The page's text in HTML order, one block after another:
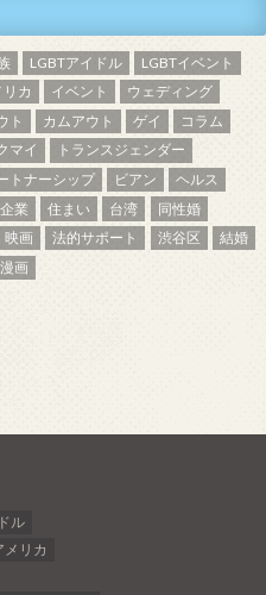
LGBTアイドル
LGBTイベント
カ イベント
ウェディング
ト カムアウト ゲイ
コラム
マイ
トランスジェンダー
トナーシップ ビアン
ヘルス
企業 住まい 台湾
同性婚
映画 法的サポート 渋谷区
結婚
画
ル
メリカ